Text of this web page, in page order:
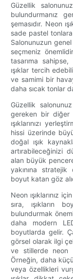
Güzellik
bulundurmanız
şemasıdır. Neon
sade pastel
Salonunuzun
seçmeniz
tasarıma
ışıklar tercih
ve samimi bir
daha sıcak tonlar
Güzellik
gereken bir diğer
ışıklarınızı
hissi üzerinde
doğal ışık
artırabileceğinizi
alan büyük
yakınına
boyut katan göz
Neon ışıklarınız
sıra, ışıkların
bulundurmak
daha modern
boyutlarda gelir.
görsel olarak ilgi
ve stillerde neon
Örneğin, daha
veya özellikleri